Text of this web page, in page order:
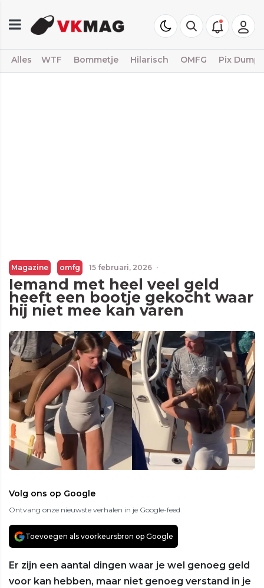
Alles WTF Bommetje Hilarisch OMFG Pix Dump
Magazine omfg 15 februari, 2026 ·
Iemand met heel veel geld
heeft een bootje gekocht waar
hij niet mee kan varen
Volg ons op Google
Ontvang onze nieuwste verhalen in je Google-feed
Toevoegen als voorkeursbron op Google
Er zijn een aantal dingen waar je wel genoeg geld
voor kan hebben, maar niet genoeg verstand in je